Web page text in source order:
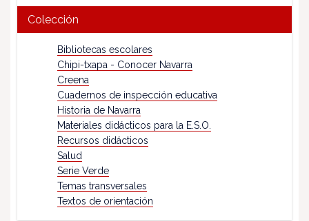
Colección
Bibliotecas escolares
Chipi-txapa - Conocer Navarra
Creena
Cuadernos de inspección educativa
Historia de Navarra
Materiales didácticos para la E.S.O.
Recursos didácticos
Salud
Serie Verde
Temas transversales
Textos de orientación